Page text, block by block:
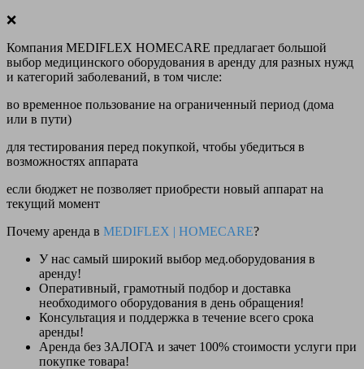
❌
Компания MEDIFLEX HOMECARE предлагает большой
выбор медицинского оборудования в аренду для разных нужд
и категорий заболеваний, в том числе:
во временное пользование на ограниченный период (дома
или в пути)
для тестирования перед покупкой, чтобы убедиться в
возможностях аппарата
если бюджет не позволяет приобрести новый аппарат на
текущий момент
Почему аренда в MEDIFLEX | HOMECARE?
У нас самый широкий выбор мед.оборудования в
аренду!
Оперативный, грамотный подбор и доставка
необходимого оборудования в день обращения!
Консультация и поддержка в течение всего срока
аренды!
Аренда без ЗАЛОГА и зачет 100% стоимости услуги при
покупке товара!